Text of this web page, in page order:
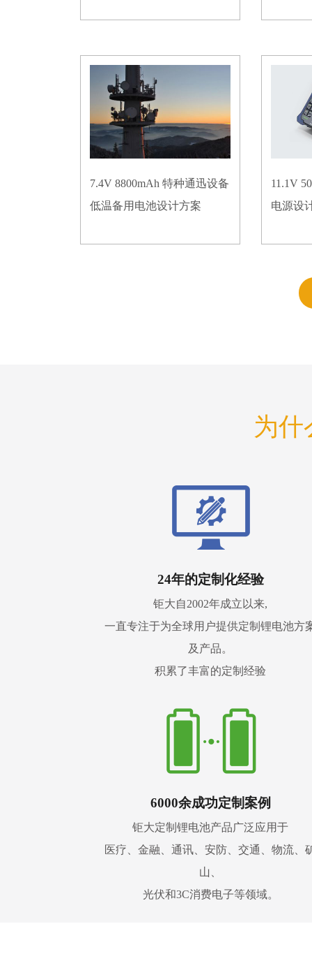
7.4V 8800mAh 特种通迅设备
低温备用电池设计方案
11.1V
电源设
为什
24年的定制化经验
钜大自2002年成立以来,
一直专注于为全球用户提供定制锂电池方
及产品。
积累了丰富的定制经验
6000余成功定制案例
钜大定制锂电池产品广泛应用于
医疗、金融、通讯、安防、交通、物流、
山、
光伏和3C消费电子等领域。